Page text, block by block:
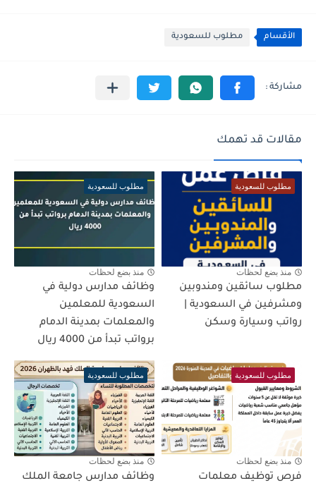
الأقسام مطلوب للسعودية
مقالات قد تهمك
مطلوب للسعودية
منذ بضع لحظات
مطلوب سائقين ومندوبين
ومشرفين في السعودية |
رواتب وسيارة وسكن
مطلوب للسعودية
منذ بضع لحظات
وظائف مدارس دولية في
السعودية للمعلمين
والمعلمات بمدينة الدمام
برواتب تبدأ من 4000 ريال
مطلوب للسعودية
منذ بضع لحظات
فرص توظيف معلمات
مطلوب للسعودية
منذ بضع لحظات
وظائف مدارس جامعة الملك